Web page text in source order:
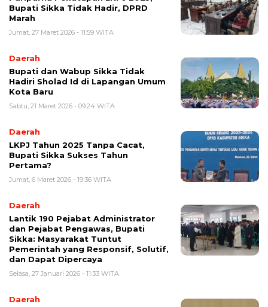
Bupati Sikka Tidak Hadir, DPRD
Marah
Jumat, 27 Maret 2026 - 11:59 WITA
Daerah
Bupati dan Wabup Sikka Tidak
Hadiri Sholad Id di Lapangan Umum
Kota Baru
Sabtu, 21 Maret 2026 - 09:24 WITA
Daerah
LKPJ Tahun 2025 Tanpa Cacat,
Bupati Sikka Sukses Tahun
Pertama?
Jumat, 6 Maret 2026 - 19:36 WITA
Daerah
Lantik 190 Pejabat Administrator
dan Pejabat Pengawas, Bupati
Sikka: Masyarakat Tuntut
Pemerintah yang Responsif, Solutif,
dan Dapat Dipercaya
Selasa, 27 Januari 2026 - 11:33 WITA
Daerah